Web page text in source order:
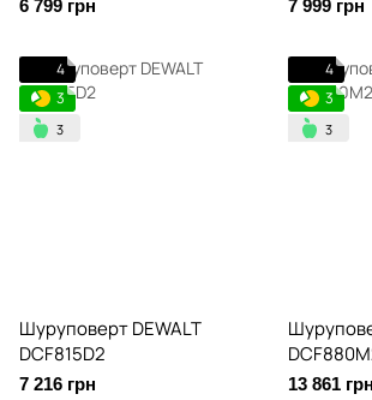
6 799 грн 7 999 грн
4
3
Шуруповерт DEWALT
DCF815D2
7 216 грн
4
3
13 861 грн